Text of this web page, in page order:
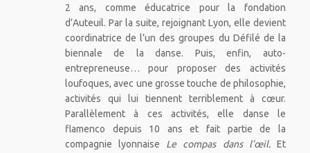
2 ans, comme éducatrice pour la fondation
d’Auteuil. Par la suite, rejoignant Lyon, elle devient
coordinatrice de l’un des groupes du Défilé de la
biennale de la danse. Puis, enfin, auto-
entrepreneuse… pour proposer des activités
loufoques, avec une grosse touche de philosophie,
activités qui lui tiennent terriblement à cœur.
Parallèlement à ces activités, elle danse le
flamenco depuis 10 ans et fait partie de la
compagnie lyonnaise Le compas dans l’œil.Et